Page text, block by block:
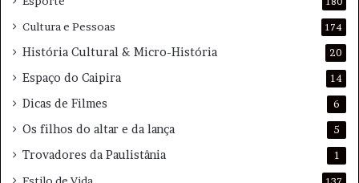
Cultura e Pessoas 174
História Cultural & Micro-História 20
Espaço do Caipira 14
Dicas de Filmes 6
Os filhos do altar e da lança 5
Trovadores da Paulistânia 1